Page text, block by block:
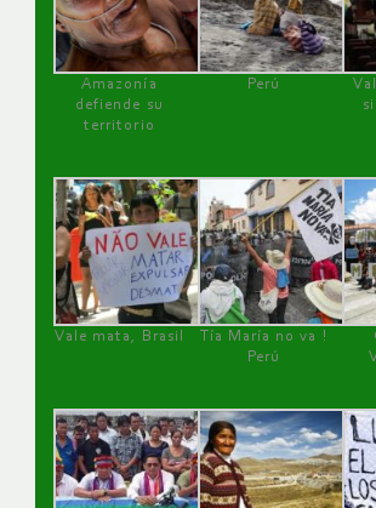
Amazonía
defiende su
territorio
Perú
Vale mata, Brasil
Tía María no va !
Perú